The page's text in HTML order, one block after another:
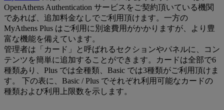
OpenAthens Authentication サービスをご契約頂いている機関
であれば、追加料金なしでご利用頂けます。一方の
MyAthens Plus はご利用に別途費用がかかりますが、より豊
富な機能を備えています。
管理者は「カード」と呼ばれるセクションやパネルに、コン
テンツを簡単に追加することができます。カードは全部で6
種類あり、Plus では全種類、Basic では3種類がご利用頂けま
す。 下の表に、Basic / Plus でそれぞれ利用可能なカードの
種類および利用上限数を示します。